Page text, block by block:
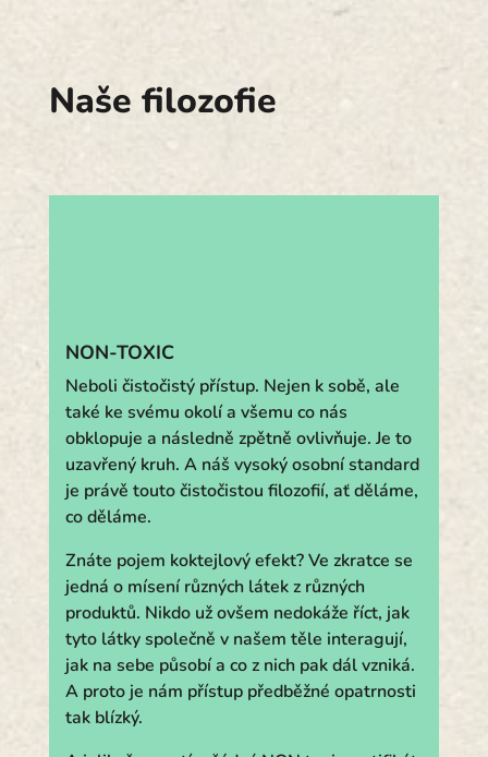
Naše filozofie
NON-TOXIC
Neboli čistočistý přístup. Nejen k sobě, ale
také ke svému okolí a všemu co nás
obklopuje a následně zpětně ovlivňuje. Je to
uzavřený kruh. A náš vysoký osobní standard
je právě touto čistočistou filozofií, ať děláme,
co děláme.
Znáte pojem koktejlový efekt? Ve zkratce se
jedná o mísení různých látek z různých
produktů. Nikdo už ovšem nedokáže říct, jak
tyto látky společně v našem těle interagují,
jak na sebe působí a co z nich pak dál vzniká.
A proto je nám přístup předběžné opatrnosti
tak blízký.